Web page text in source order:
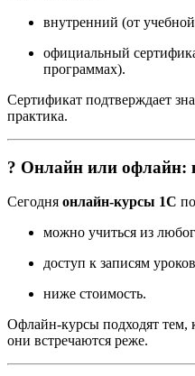
внутренний (от
официальный
программах).
Сертификат подтверждает
практика.
? Онлайн или офлайн:
Сегодня онлайн-курсы 1С
можно учиться из
доступ к записям
ниже стоимость.
Офлайн-курсы подходят
они встречаются реже.